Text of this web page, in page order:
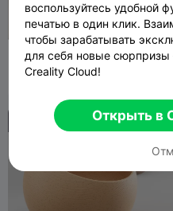
ГОРШОК ДЛЯ РАСТЕНИЙ
2025 (БЕСПЛАТНО) С
УЗОРОМ ВОРОНОГО
Namu3D 
воспользуйтесь удобной
печатью в один клик.
чтобы зарабатывать
для себя новые
Creality Cloud!
Открыть в